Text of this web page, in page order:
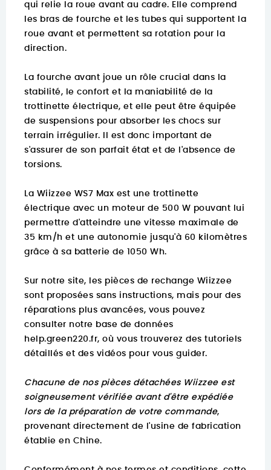
qui relie la roue avant au cadre. Elle comprend
les bras de fourche et les tubes qui supportent la
roue avant et permettent sa rotation pour la
direction.
La fourche avant joue un rôle crucial dans la
stabilité, le confort et la maniabilité de la
trottinette électrique, et elle peut être équipée
de suspensions pour absorber les chocs sur
terrain irrégulier. Il est donc important de
s'assurer de son parfait état et de l'absence de
torsions.
La Wiizzee WS7 Max est une trottinette
électrique avec un moteur de 500 W pouvant lui
permettre d'atteindre une vitesse maximale de
35 km/h et une autonomie jusqu'à 60 kilomètres
grâce à sa batterie de 1050 Wh.
Sur notre site, les pièces de rechange Wiizzee
sont proposées sans instructions, mais pour des
réparations plus avancées, vous pouvez
consulter notre base de données
help.green220.fr, où vous trouverez des tutoriels
détaillés et des vidéos pour vous guider.
Chacune de nos pièces détachées Wiizzee est
soigneusement vérifiée avant d'être expédiée
lors de la préparation de votre commande,
provenant directement de l'usine de fabrication
établie en Chine.